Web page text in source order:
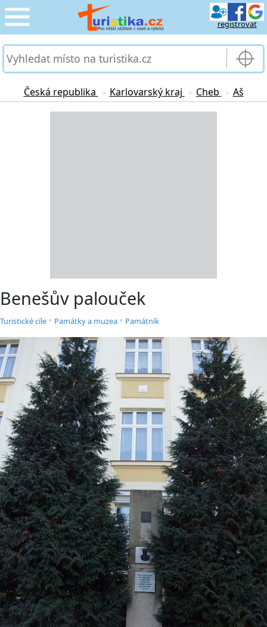
registrovat
CESTOVÁNÍ
SLUŽBY & DOPRAVA
PRO TURISTY
Česká republika > Karlovarský kraj > Cheb > Aš
Benešův palouček
Turistické cíle • Památky a muzea • Památník